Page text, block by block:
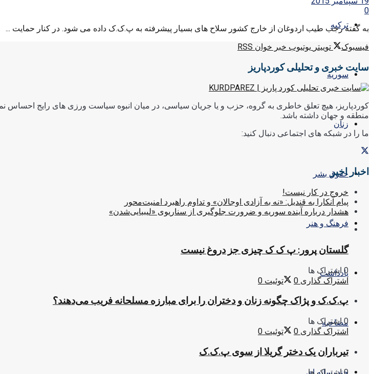
ترکیه
سوریه
زنان
حقوق بشر
فرهنگ و هنر
یادداشت
مصاحبه
0
به گفته رجب طیب اردوغان از خارج کشور سلاح های بسیار پیشرفته به پ.ک.ک داده می شود. در کنار حمایت ...
فیسبوک
توییتر یوتیوب خبر خوان RSS
سایت خبری و تحلیلی کوردپاریز
کوردپاریز، هیچ تعلق خاطری به گروه، حزب و یا جریان سیاسی، در میان انبوه سیاست ورزی های رایج احساس نمی
منطقه و جهان داشته باشد.
ما را در شبکه های اجتماعی دنبال کنید:
اخبار اخیر
خروج در کار نیست!
پیام آنکارا به قندیل: «نه به آزادی اوجالان» و تداوم راهبرد امنیت‌محور
هشدار درباره آینده سوریه و ضرورت جلوگیری از سناریوی «لیبیایی‌شدن»
گلستان پرور: پ ک ک چیزی جز دروغ نیست
0 اشتراک ها
اشتراک گذاری 0 توئیت 0
پ.ک.ک و پژاک چگونه زنان و دختران را برای مبارزه مسلحانه فریب می‌دهند؟
0 اشتراک ها
اشتراک گذاری 0 توئیت 0
تیرباران یک دختر گریلا از سوی پ.ک.ک
0 اشتراک ها